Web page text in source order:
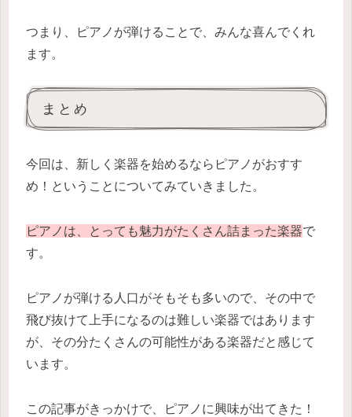
つまり、ピアノが弾けることで、みんな喜んでくれ
ます。
まとめ
今回は、新しく楽器を始めるならピアノがおすす
め！ということについてみていきました。
ピアノは、とっても魅力がたくさん詰まった楽器で
す。
ピアノが弾ける人口がそもそも多いので、その中で
飛び抜けて上手になるのは難しい楽器ではあります
が、その分たくさんの可能性がある楽器だと感じて
います。
この記事がきっかけで、ピアノに興味が出てきた！